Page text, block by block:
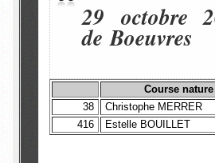
29 octobre
de Boeuvres
Course nature
38
Christophe MERRER
416
Estelle BOUILLET